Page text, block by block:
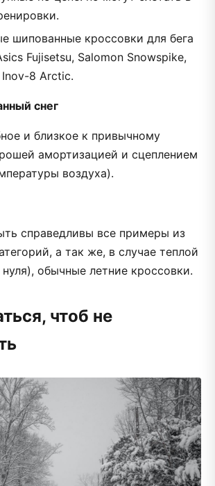
шипованные кроссовки для бега
Fujisetsu, Salomon Snowspike,
Inov-8 Arctic.
снег
и близкое к привычному
амортизацией и сцеплением
воздуха).
справедливы все примеры из
а так же, в случае теплой
обычные летние кроссовки.
чтоб не